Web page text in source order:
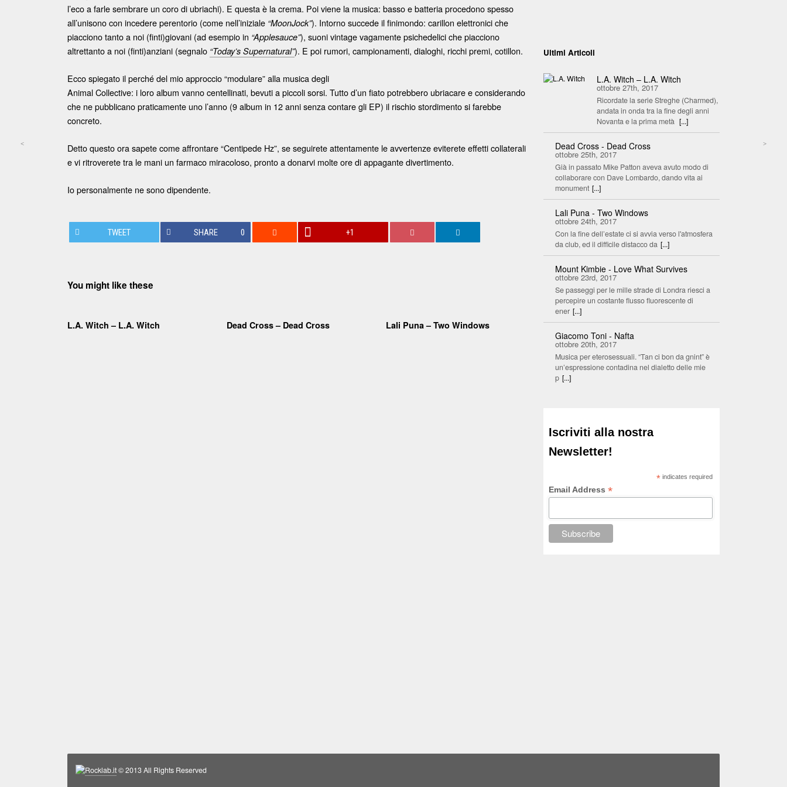
Post navigation
< >
l’eco a farle sembrare un coro di ubriachi). E questa è la crema. Poi viene la musica: basso e batteria procedono spesso
all’unisono con incedere perentorio (come nell’iniziale “MoonJock”). Intorno succede il finimondo: carillon elettronici che
piacciono tanto a noi (finti)giovani (ad esempio in “Applesauce”), suoni vintage vagamente psichedelici che piacciono
altrettanto a noi (finti)anziani (segnalo “Today’s Supernatural”). E poi rumori, campionamenti, dialoghi, ricchi premi, cotillon.
Ecco spiegato il perché del mio approccio “modulare” alla musica degli
Animal Collective: i loro album vanno centellinati, bevuti a piccoli sorsi. Tutto d’un fiato potrebbero ubriacare e considerando
che ne pubblicano praticamente uno l’anno (9 album in 12 anni senza contare gli EP) il rischio stordimento si farebbe
concreto.
Detto questo ora sapete come affrontare “Centipede Hz”, se seguirete attentamente le avvertenze eviterete effetti collaterali
e vi ritroverete tra le mani un farmaco miracoloso, pronto a donarvi molte ore di appagante divertimento.
Io personalmente ne sono dipendente.
TWEET SHARE 0 +1
You might like these
L.A. Witch – L.A. Witch Dead Cross – Dead Cross Lali Puna – Two Windows
Ultimi Articoli
L.A. Witch – L.A. Witch
ottobre 27th, 2017
Ricordate la serie Streghe (Charmed),
andata in onda tra la fine degli anni
Novanta e la prima metà [...]
Dead Cross - Dead Cross
ottobre 25th, 2017
Già in passato Mike Patton aveva avuto modo di
collaborare con Dave Lombardo, dando vita ai
monument [...]
Lali Puna - Two Windows
ottobre 24th, 2017
Con la fine dell’estate ci si avvia verso l'atmosfera
da club, ed il difficile distacco da [...]
Mount Kimbie - Love What Survives
ottobre 23rd, 2017
Se passeggi per le mille strade di Londra riesci a
percepire un costante flusso fluorescente di
ener [...]
Giacomo Toni - Nafta
ottobre 20th, 2017
Musica per eterosessuali. “Tan ci bon da gnint” è
un’espressione contadina nel dialetto delle mie
p [...]
Iscriviti alla nostra
Newsletter!
* indicates required
Email Address*
Rocklab.it© 2013 All Rights Reserved